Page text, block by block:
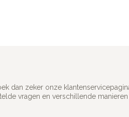
dan zeker onze
vragen en verschillende